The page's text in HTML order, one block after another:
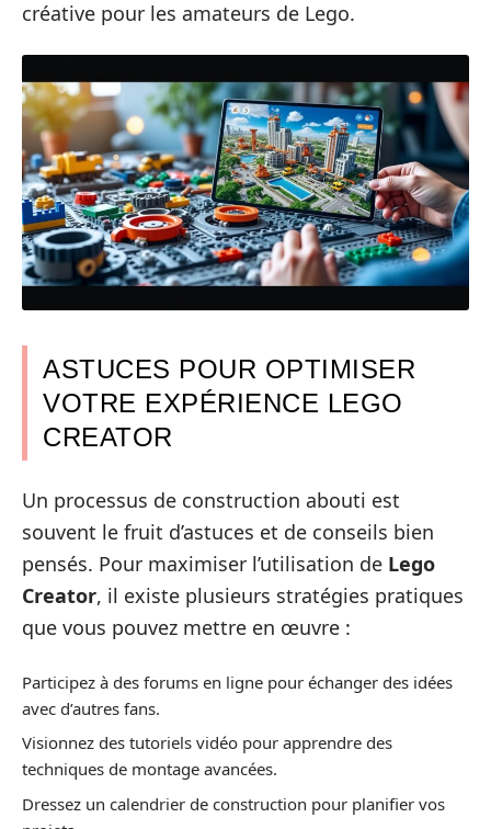
créative pour les amateurs de Lego.
ASTUCES POUR OPTIMISER
VOTRE EXPÉRIENCE LEGO
CREATOR
Un processus de construction abouti est
souvent le fruit d’astuces et de conseils bien
pensés. Pour maximiser l’utilisation de Lego
Creator, il existe plusieurs stratégies pratiques
que vous pouvez mettre en œuvre :
Participez à des forums en ligne pour échanger des idées
avec d’autres fans.
Visionnez des tutoriels vidéo pour apprendre des
techniques de montage avancées.
Dressez un calendrier de construction pour planifier vos